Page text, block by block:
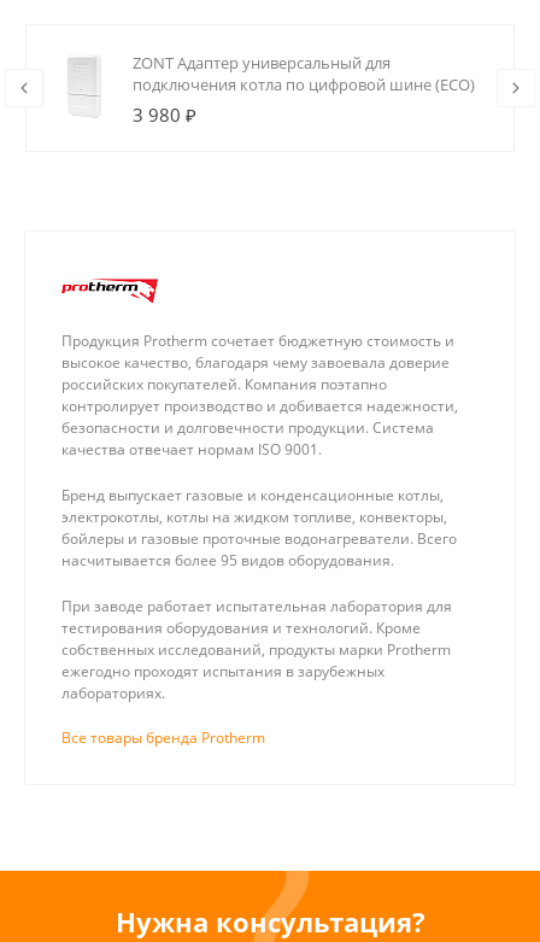
ZONT Адаптер универсальный для
подключения котла по цифровой шине (ECO)
3 980 ₽
Продукция Protherm сочетает бюджетную стоимость и
высокое качество, благодаря чему завоевала доверие
российских покупателей. Компания поэтапно
контролирует производство и добивается надежности,
безопасности и долговечности продукции. Система
качества отвечает нормам ISO 9001.
Бренд выпускает газовые и конденсационные котлы,
электрокотлы, котлы на жидком топливе, конвекторы,
бойлеры и газовые проточные водонагреватели. Всего
насчитывается более 95 видов оборудования.
При заводе работает испытательная лаборатория для
тестирования оборудования и технологий. Кроме
собственных исследований, продукты марки Protherm
ежегодно проходят испытания в зарубежных
лабораториях.
Все товары бренда Protherm
Нужна консультация?